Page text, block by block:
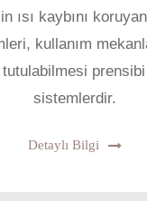
ısı kaybını
kullanım
tutulabilmesi
sistemlerdir.
Detaylı Bilgi